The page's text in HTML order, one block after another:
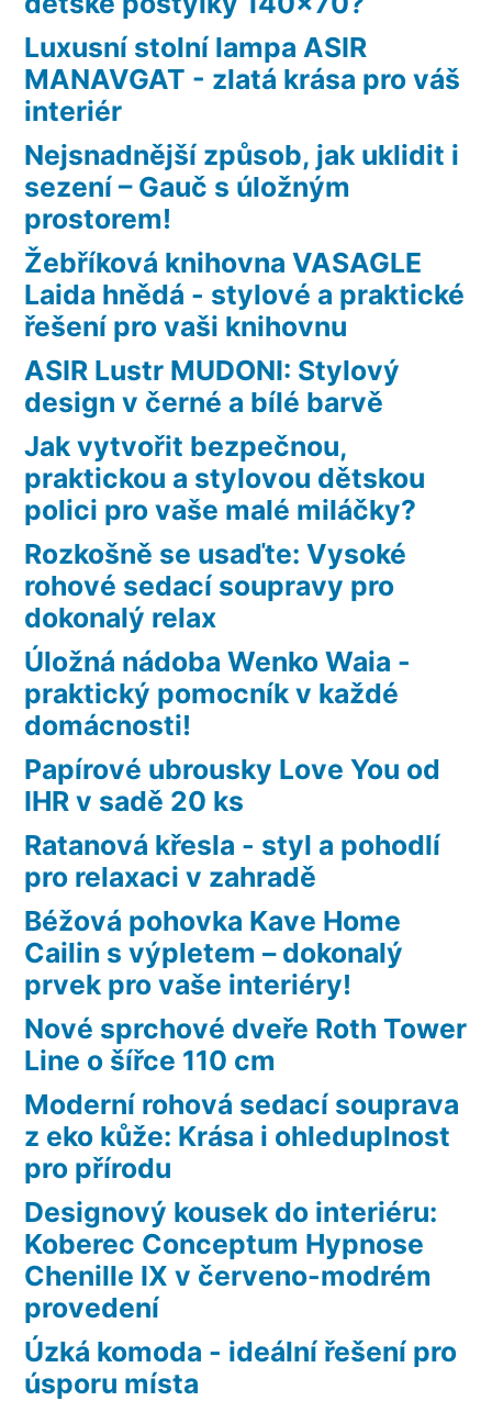
Luxusní stolní lampa ASIR
MANAVGAT - zlatá krása pro váš
interiér
Nejsnadnější způsob, jak uklidit i
sezení – Gauč s úložným
prostorem!
Žebříková knihovna VASAGLE
Laida hnědá - stylové a praktické
řešení pro vaši knihovnu
ASIR Lustr MUDONI: Stylový
design v černé a bílé barvě
Jak vytvořit bezpečnou,
praktickou a stylovou dětskou
polici pro vaše malé miláčky?
Rozkošně se usaďte: Vysoké
rohové sedací soupravy pro
dokonalý relax
Úložná nádoba Wenko Waia -
praktický pomocník v každé
domácnosti!
Papírové ubrousky Love You od
IHR v sadě 20 ks
Ratanová křesla - styl a pohodlí
pro relaxaci v zahradě
Béžová pohovka Kave Home
Cailin s výpletem – dokonalý
prvek pro vaše interiéry!
Nové sprchové dveře Roth Tower
Line o šířce 110 cm
Moderní rohová sedací souprava
z eko kůže: Krása i ohleduplnost
pro přírodu
Designový kousek do interiéru:
Koberec Conceptum Hypnose
Chenille IX v červeno-modrém
provedení
Úzká komoda - ideální řešení pro
úsporu místa